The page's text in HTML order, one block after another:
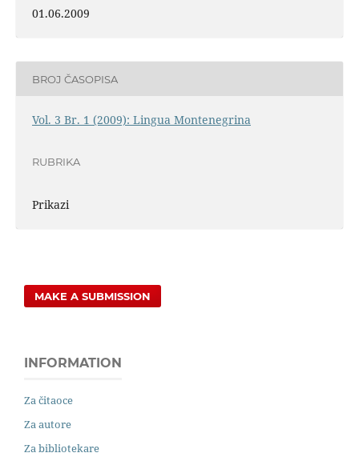
01.06.2009
BROJ ČASOPISA
Vol. 3 Br. 1 (2009): Lingua Montenegrina
RUBRIKA
Prikazi
MAKE A SUBMISSION
INFORMATION
Za čitaoce
Za autore
Za bibliotekare